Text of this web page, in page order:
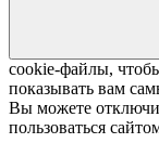
cookie-файлы,
показывать вам
Вы можете
пользоваться